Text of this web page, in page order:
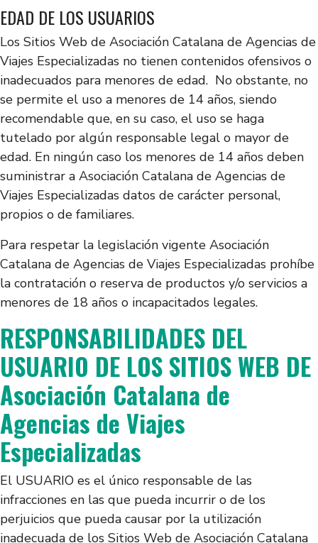
EDAD DE LOS USUARIOS
Los Sitios Web de Asociación Catalana de Agencias de
Viajes Especializadas no tienen contenidos ofensivos o
inadecuados para menores de edad. No obstante, no
se permite el uso a menores de 14 años, siendo
recomendable que, en su caso, el uso se haga
tutelado por algún responsable legal o mayor de
edad. En ningún caso los menores de 14 años deben
suministrar a Asociación Catalana de Agencias de
Viajes Especializadas datos de carácter personal,
propios o de familiares.
Para respetar la legislación vigente Asociación
Catalana de Agencias de Viajes Especializadas prohíbe
la contratación o reserva de productos y/o servicios a
menores de 18 años o incapacitados legales.
RESPONSABILIDADES DEL
USUARIO DE LOS SITIOS WEB DE
Asociación Catalana de
Agencias de Viajes
Especializadas
El USUARIO es el único responsable de las
infracciones en las que pueda incurrir o de los
perjuicios que pueda causar por la utilización
inadecuada de los Sitios Web de Asociación Catalana